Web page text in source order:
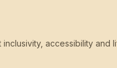
accessibility and